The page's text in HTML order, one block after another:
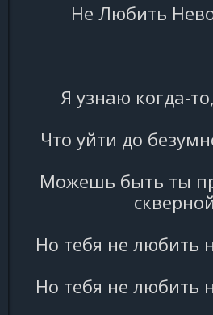
Не Любить
Я узнаю когда-
Что уйти до
Можешь быть ты
Но тебя не любить
Но тебя не любить